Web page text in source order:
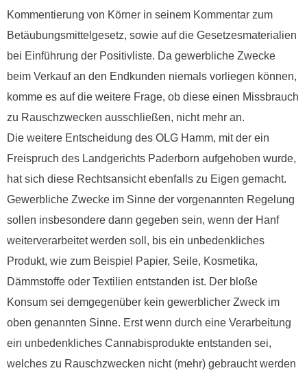
Kommentierung von Körner in seinem Kommentar zum
Betäubungsmittelgesetz, sowie auf die Gesetzesmaterialien
bei Einführung der Positivliste. Da gewerbliche Zwecke
beim Verkauf an den Endkunden niemals vorliegen können,
komme es auf die weitere Frage, ob diese einen Missbrauch
zu Rauschzwecken ausschließen, nicht mehr an.
Die weitere Entscheidung des OLG Hamm, mit der ein
Freispruch des Landgerichts Paderborn aufgehoben wurde,
hat sich diese Rechtsansicht ebenfalls zu Eigen gemacht.
Gewerbliche Zwecke im Sinne der vorgenannten Regelung
sollen insbesondere dann gegeben sein, wenn der Hanf
weiterverarbeitet werden soll, bis ein unbedenkliches
Produkt, wie zum Beispiel Papier, Seile, Kosmetika,
Dämmstoffe oder Textilien entstanden ist. Der bloße
Konsum sei demgegenüber kein gewerblicher Zweck im
oben genannten Sinne. Erst wenn durch eine Verarbeitung
ein unbedenkliches Cannabisprodukte entstanden sei,
welches zu Rauschzwecken nicht (mehr) gebraucht werden